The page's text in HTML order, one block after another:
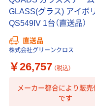
GLASS(グラス) アイボ
QS549IV 1台（直送品）
直送品
株式会社グリーンクロス
￥26,757 （税込）
メーカー都合により販売
です
本気プライス
アスクル はたら
く ふせん
￥386~ （税込）